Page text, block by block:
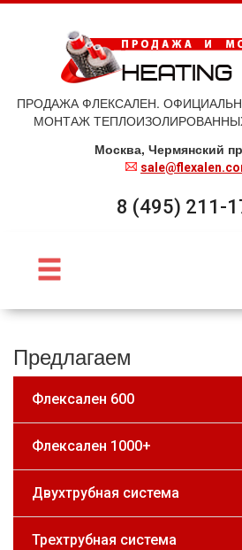
ПРОДАЖА ФЛЕКСАЛЕН.
МОНТАЖ
Москва, Чермянский
8 (495) 211-
Предлагаем
Флексален 600
Флексален 1000+
Двухтрубная система
Трехтрубная система